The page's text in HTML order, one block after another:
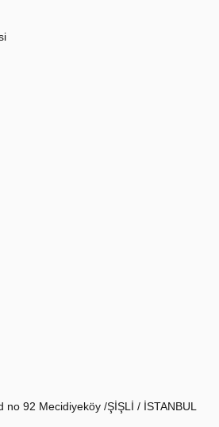
no 92 Mecidiyeköy /ŞİŞLİ / İSTANBUL